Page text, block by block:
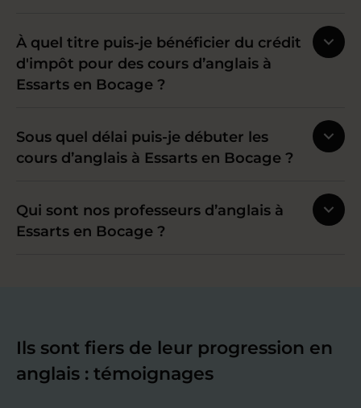
À quel titre puis-je bénéficier du crédit
d'impôt pour des cours d’anglais à
Essarts en Bocage ?
Sous quel délai puis-je débuter les
cours d’anglais à Essarts en Bocage ?
Qui sont nos professeurs d’anglais à
Essarts en Bocage ?
Ils sont fiers de leur progression en
anglais : témoignages